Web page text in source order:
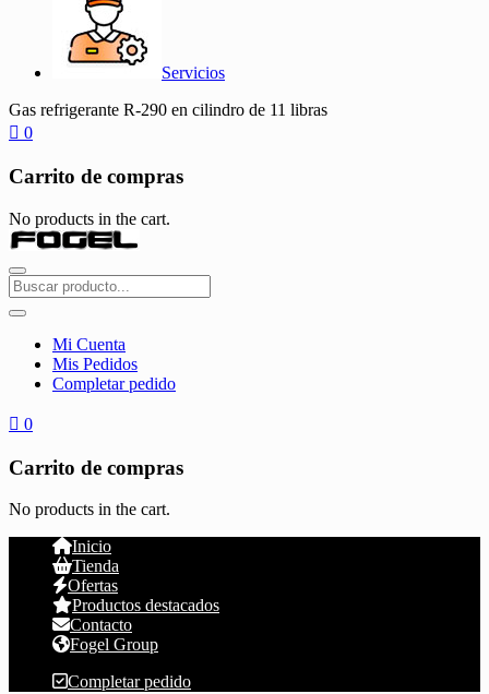
Servicios
Gas refrigerante R-290 en cilindro de 11 libras
0
Carrito de compras
No products in the cart.
Mi Cuenta
Mis Pedidos
Completar pedido
0
Carrito de compras
No products in the cart.
Inicio
Tienda
Ofertas
Productos destacados
Contacto
Fogel Group
Completar pedido